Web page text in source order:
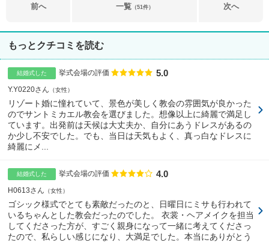
前へ 一覧（51件） 次へ
もっとクチコミを読む
結婚式した 挙式会場の評価 点数
5.0
Y.Y0220さん 女性
リゾート婚に憧れていて、景色が美しく教会の雰囲気が良かった
のでサントミカエル教会を選びました。想像以上に綺麗で満足し
ています。出発前は天候は大丈夫か、自分にあうドレスがあるの
か少し不安でした。でも、当日は天気もよく、真っ白なドレスに
綺麗にメ...
結婚式した 挙式会場の評価 点数
4.0
H0613さん 女性
ゴシック様式でとても素敵だったのと、日曜日にミサも行われて
いるちゃんとした教会だったのでした。 衣裳・ヘアメイクを担当
してくださった方が、すごく親身になって一緒に考えてくださっ
たので、私らしい感じになり、大満足でした。本当にありがとう